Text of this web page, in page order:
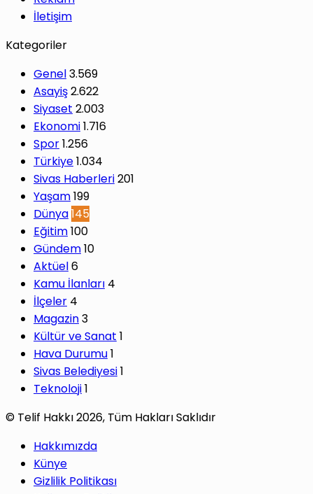
İletişim
Kategoriler
Genel3.569
Asayiş2.622
Siyaset 2.003
Ekonomi1.716
Spor1.256
Türkiye1.034
Sivas Haberleri201
Yaşam199
Dünya145
Eğitim100
Gündem10
Aktüel6
Kamu İlanları 4
İlçeler 4
Magazin3
Kültür ve Sanat 1
Hava Durumu1
Sivas Belediyesi1
Teknoloji1
© Telif Hakkı 2026, Tüm Hakları Saklıdır
Hakkımızda
Künye
Gizlilik Politikası